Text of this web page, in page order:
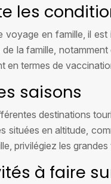
les
voyage en famille, il
la famille,
en termes de
saisons
destinations
situées en altitude,
privilégiez les
à faire